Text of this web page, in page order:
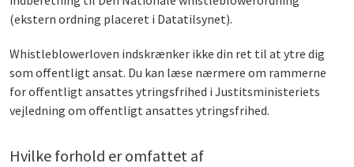
(ekstern ordning placeret i Datatilsynet).
Whistleblowerloven indskrænker ikke din ret til at ytre dig
som offentligt ansat. Du kan læse nærmere om rammerne
for offentligt ansattes ytringsfrihed i Justitsministeriets
vejledning om offentligt ansattes ytringsfrihed.
Hvilke forhold er omfattet af